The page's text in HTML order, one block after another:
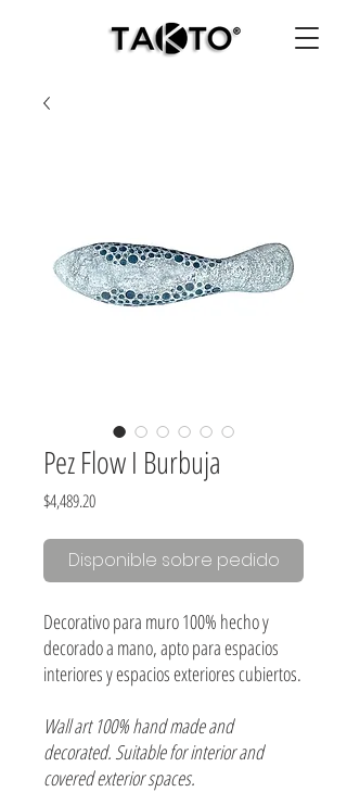
Pez Flow I Burbuja
$4,489.20Precio
Disponible sobre pedido
Decorativo para muro 100% hecho y
decorado a mano, apto para espacios
interiores y espacios exteriores cubiertos.
Wall art 100% hand made and
decorated. Suitable for interior and
covered exterior spaces.